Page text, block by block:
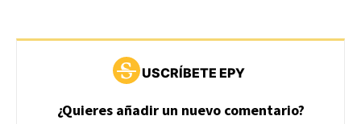
USCRÍBETE EPY
¿Quieres añadir un nuevo comentario?